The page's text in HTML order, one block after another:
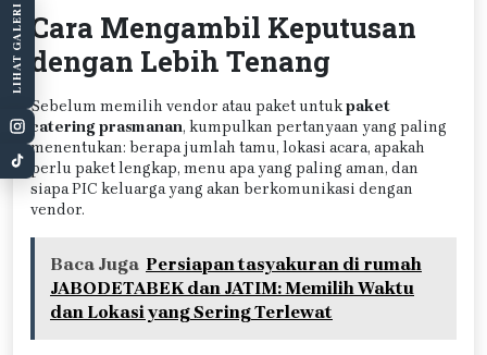
Cara Mengambil Keputusan
dengan Lebih Tenang
Sebelum memilih vendor atau paket untukpaket
catering prasmanan, kumpulkan pertanyaan yang paling
menentukan: berapa jumlah tamu, lokasi acara, apakah
perlu paket lengkap, menu apa yang paling aman, dan
siapa PIC keluarga yang akan berkomunikasi dengan
vendor.
Baca Juga Persiapan tasyakuran di rumah
JABODETABEK dan JATIM: Memilih Waktu
dan Lokasi yang Sering Terlewat
LIHAT GALERI